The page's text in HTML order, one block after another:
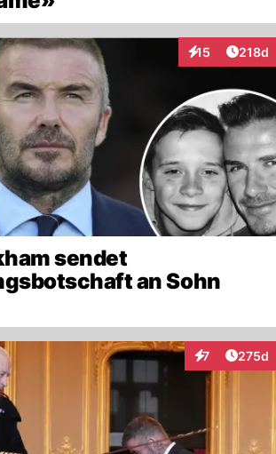
15
Interaktionen
218d
sendet
an Sohn
7
Interaktionen
275d